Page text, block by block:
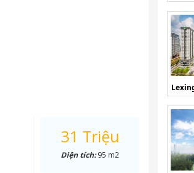
31 Triệu
Diện tích:95 m2